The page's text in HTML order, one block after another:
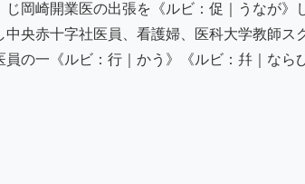
岡崎開業医の出張を《ルビ：促｜うなが
央赤十字社医員、看護婦、医科大学教師ス
の一《ルビ：行｜かう》《ルビ：幷｜なら